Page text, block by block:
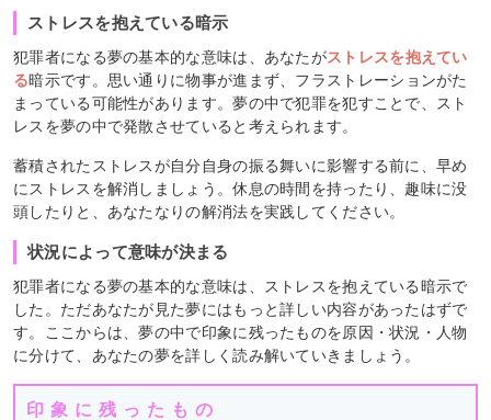
ストレスを抱えている暗示
犯罪者になる夢の基本的な意味は、あなたがストレスを抱えてい
る暗示です。思い通りに物事が進まず、フラストレーションがた
まっている可能性があります。夢の中で犯罪を犯すことで、スト
レスを夢の中で発散させていると考えられます。
蓄積されたストレスが自分自身の振る舞いに影響する前に、早め
にストレスを解消しましょう。休息の時間を持ったり、趣味に没
頭したりと、あなたなりの解消法を実践してください。
状況によって意味が決まる
犯罪者になる夢の基本的な意味は、ストレスを抱えている暗示で
した。ただあなたが見た夢にはもっと詳しい内容があったはずで
す。ここからは、夢の中で印象に残ったものを原因・状況・人物
に分けて、あなたの夢を詳しく読み解いていきましょう。
印象に残ったもの